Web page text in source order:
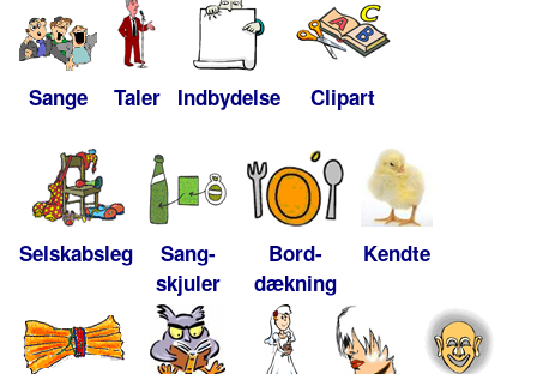
Sange Taler Indbydelse Clipart
Selskabsleg
Sang-
skjuler
Bord-
dækning
Kendte